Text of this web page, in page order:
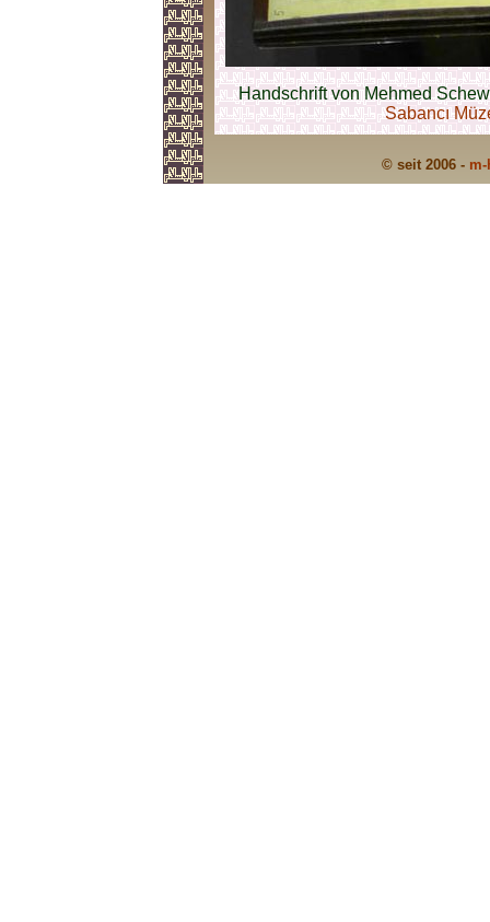
Handschrift von Mehmed
Sabancı
© seit 2006 -